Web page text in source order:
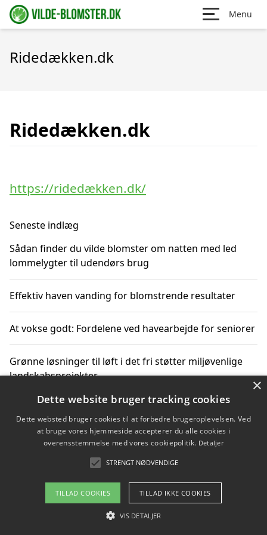
Menu
Ridedækken.dk
Ridedækken.dk
https://ridedækken.dk/
Seneste indlæg
Sådan finder du vilde blomster om natten med led
lommelygter til udendørs brug
Effektiv haven vanding for blomstrende resultater
At vokse godt: Fordelene ved havearbejde for seniorer
Grønne løsninger til løft i det fri støtter miljøvenlige
landskabsprojekter
Gør haven til et frirum for familien og naturen
Copyright 2026 - Pilanto Aps
Om / kontakt
Blog Betingelser
×
Dette website bruger tracking cookies
Dette websted bruger cookies til at forbedre brugeroplevelsen. Ved
at bruge vores hjemmeside accepterer du alle cookies i
overensstemmelse med vores cookiepolitik. Detaljer
STRENGT NØDVENDIGE
TILLAD COOKIES TILLAD IKKE COOKIES
VIS DETALJER